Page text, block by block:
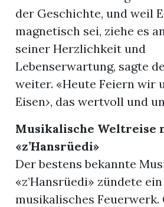
der Geschichte, und weil
magnetisch sei, ziehe es
seiner Herzlichkeit und
Lebenserwartung, sagte
weiter. «Heute Feiern wir
Eisen›, das wertvoll und
Musikalische Weltreise
«z’Hansrüedi»
Der bestens bekannte
«z’Hansrüedi» zündete
musikalisches